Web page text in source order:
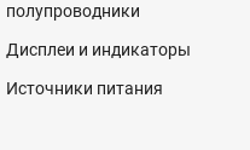
полупроводники
Дисплеи и индикаторы
Источники питания